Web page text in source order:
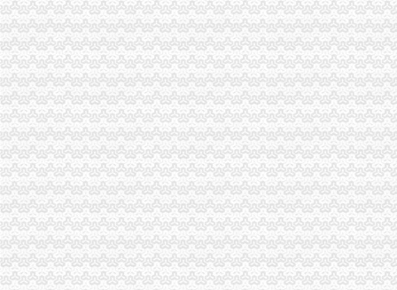
一般纳税人新申报表填写说明
一般纳税人申报表附表一_文档下载
增值税一般纳税人申报表附表三、附表四电子导入模板
一般纳税人申请书的相关文章
增值税一般纳税人申报表附表二申报数据未提取过来如何处理？
一般纳税人申报表填表说明（试点纳税人适用）|广东省国家税务局
增值税申报表怎么填一般纳税人增值税申报表_土豆
增值税一般纳税人申报
一般纳税人申请书怎么样写_已解决-阿里巴巴生意经
其他增值税一般纳税人申报表培训-原创-搜狐
一般纳税人申请书(范本)_广佛会计交流群组_新浪博客
2016增值税一般纳税人纳税申报表_工商税务_中顾律网
小规模转一般纳税人申报表如何衔接_上海包听|E都市